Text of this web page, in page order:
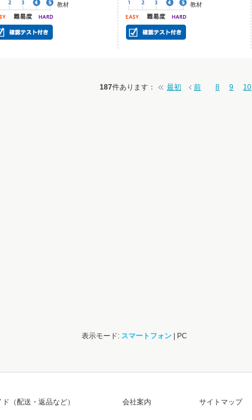
教材
教材
187件あります ： 最初 前 8 9 10
表示モード: スマートフォン | PC
（配送・返品など） 会社案内 サイトマップ